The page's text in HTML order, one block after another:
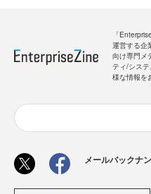
「
運営する企
向け専門メ
ティ/シス
様な情報を
メールバックナ